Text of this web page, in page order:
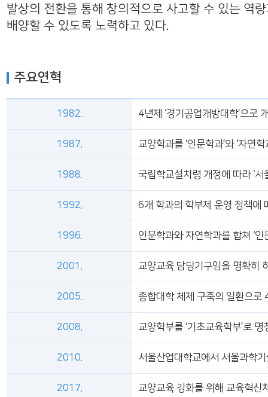
발상의 전환을 통해 창의적으로 사고할 수 있는 역
배양할 수 있도록 노력하고 있다.
주요연혁
1982. 4년제 ‘경기공업개방대학’으로
1987. 교양학과를 ‘인문학과’와 ‘자연학
1988. 국립학교설치령 개정에 따라 ‘서
1992. 6개 학과의 학부제 운영 정책에
1996. 인문학과와 자연학과를 합쳐 ‘인
2001. 교양교육 담당기구임을 명확히
2005. 종합대학 체제 구축의 일환으로
2008. 교양학부를 ‘기초교육학부’로
2010. 서울산업대학교에서 서울과학
2017. 교양교육 강화를 위해 교육혁신